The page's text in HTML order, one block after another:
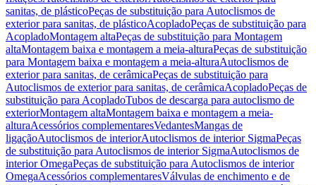
sanitas, de plásticoPeças de substituição para Autoclismos de
exterior para sanitas, de plásticoAcopladoPeças de substituição para
AcopladoMontagem altaPeças de substituição para Montagem
altaMontagem baixa e montagem a meia-alturaPeças de substituição
para Montagem baixa e montagem a meia-alturaAutoclismos de
exterior para sanitas, de cerâmicaPeças de substituição para
Autoclismos de exterior para sanitas, de cerâmicaAcopladoPeças de
substituição para AcopladoTubos de descarga para autoclismo de
exteriorMontagem altaMontagem baixa e montagem a meia-
alturaAcessórios complementaresVedantesMangas de
ligaçãoAutoclismos de interiorAutoclismos de interior SigmaPeças
de substituição para Autoclismos de interior SigmaAutoclismos de
interior OmegaPeças de substituição para Autoclismos de interior
OmegaAcessórios complementaresVálvulas de enchimento e de